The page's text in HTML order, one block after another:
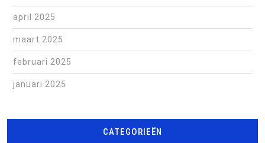
april 2025
maart 2025
februari 2025
januari 2025
CATEGORIEËN